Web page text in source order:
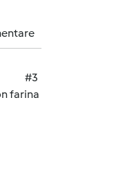
#3
farina